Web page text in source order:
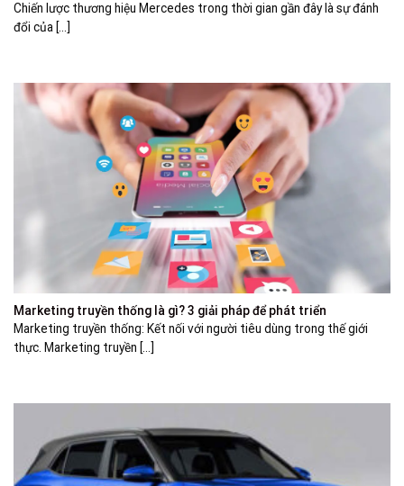
Chiến lược thương hiệu Mercedes trong thời gian gần đây là sự đánh
đổi của [...]
Marketing truyền thống là gì? 3 giải pháp để phát triển
Marketing truyền thống: Kết nối với người tiêu dùng trong thế giới
thực. Marketing truyền [...]